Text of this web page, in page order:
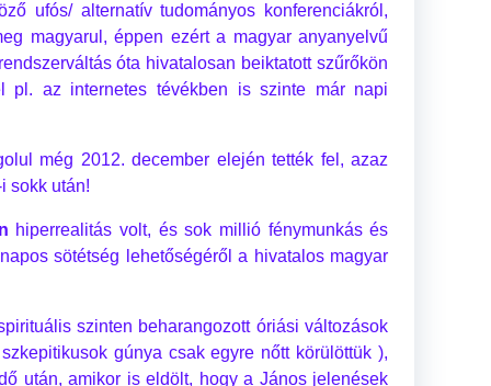
ufós/ alternatív tudományos konferenciákról,
magyarul, éppen ezért a magyar anyanyelvű
óta hivatalosan beiktatott szűrőkön
pl. az internetes tévékben is szinte már napi
még 2012. december elején tették fel, azaz
sokk után!
hiperrealitás volt, és sok millió fénymunkás és
sötétség lehetőségéről a hivatalos magyar
szinten beharangozott óriási változások
gúnya csak egyre nőtt körülöttük ),
után, amikor is eldölt, hogy a János jelenések